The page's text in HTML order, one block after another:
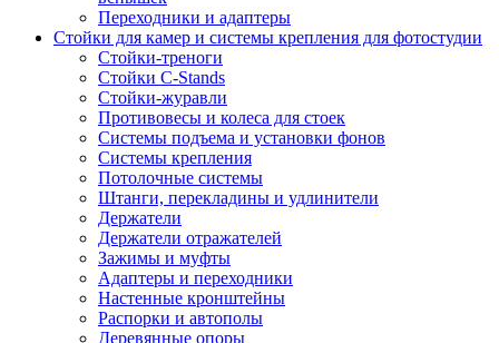
Переходники и адаптеры
Стойки для камер и системы крепления для фотостудии
Стойки-треноги
Стойки C-Stands
Стойки-журавли
Противовесы и колеса для стоек
Системы подъема и установки фонов
Системы крепления
Потолочные системы
Штанги, перекладины и удлинители
Держатели
Держатели отражателей
Зажимы и муфты
Адаптеры и переходники
Настенные кронштейны
Распорки и автополы
Деревянные опоры